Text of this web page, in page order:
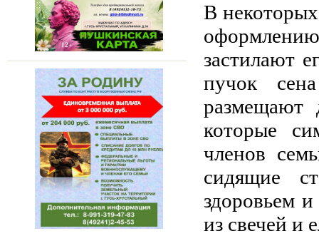
В
застилают
пучок
размещают
которые
членов
сидящие
здоровьем
из свечей и